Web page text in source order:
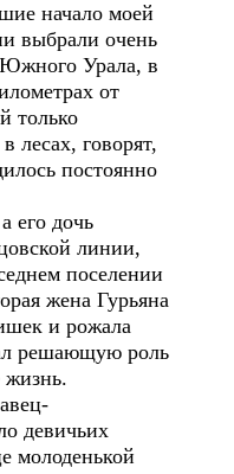
начало моей
выбрали очень
Урала, в
от
только
лесах, говорят,
постоянно
его дочь
линии,
поселении
жена Гурьяна
и рожала
решающую роль
жизнь.
девичьих
молоденькой